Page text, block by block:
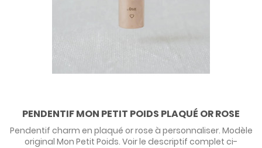
PENDENTIF MON PETIT POIDS PLAQUÉ OR ROSE
Pendentif charm en plaqué or rose à personnaliser. Modèle
original Mon Petit Poids. Voir le descriptif complet ci-